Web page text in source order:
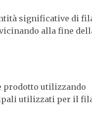
significative di
alla fine
prodotto utilizzando
utilizzati per il